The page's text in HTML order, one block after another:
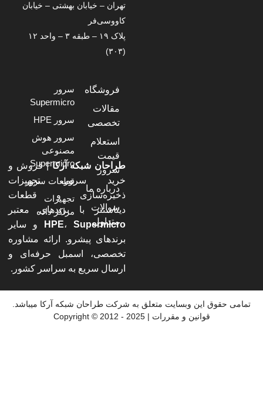
تهران – خیابان بهشتی – خیابان
کاووسی‌فر
پلاک ۱۹ – طبقه ۳ – واحد ۱۲
فروشگاه
تخصصی
درباره ما
سوالات
متداول
سرور
Supermicro
سرور HPE
سرور هوش
مصنوعی
Supermicro
قطعات سرور
تجهیزات
مراکز داده
طراحان شبکه آرکا| فروش و
خرید سرور، تجهیزات
ذخیره‌سازی و قطعات
دیتاسنتر با برندهای معتبر
HPE،Supermicro
و سایر
برندهای پیشرو. ارائه مشاوره
تخصصی، اسمبل حرفه‌ای و
ارسال سریع به سراسر کشور.
حقوق این وبسایت متعلق به شرکت طراحان شبکه آرکا میباشد.
قوانین و مقررات | 2025 - 2012 © Copyright